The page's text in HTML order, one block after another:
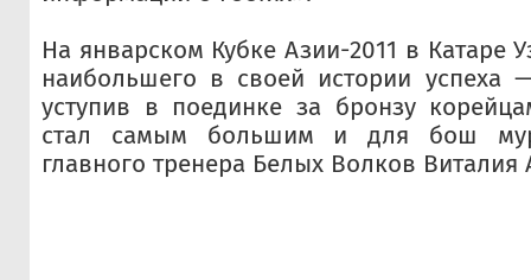
На январском Кубке Азии-2011 в Катаре
наибольшего в своей истории успеха
уступив в поединке за бронзу
стал самым большим и для бош
главного тренера Белых Волков Виталия